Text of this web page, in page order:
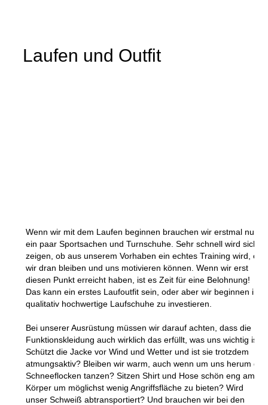
Laufen und Outfit
Wenn wir mit dem Laufen beginnen brauchen wir erstmal nur
ein paar Sportsachen und Turnschuhe. Sehr schnell wird sich
zeigen, ob aus unserem Vorhaben ein echtes Training wird, ob
wir dran bleiben und uns motivieren können. Wenn wir erst
diesen Punkt erreicht haben, ist es Zeit für eine Belohnung!
Das kann ein erstes Laufoutfit sein, oder aber wir beginnen in
qualitativ hochwertige Laufschuhe zu investieren.
Bei unserer Ausrüstung müssen wir darauf achten, dass die
Funktionskleidung auch wirklich das erfüllt, was uns wichtig ist.
Schützt die Jacke vor Wind und Wetter und ist sie trotzdem
atmungsaktiv? Bleiben wir warm, auch wenn um uns herum die
Schneeflocken tanzen? Sitzen Shirt und Hose schön eng am
Körper um möglichst wenig Angriffsfläche zu bieten? Wird
unser Schweiß abtransportiert? Und brauchen wir bei den